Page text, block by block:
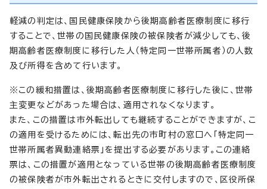
軽減の判定は、国民健康保険から後期高齢者医療制度に移行
することで、世帯の国民健康保険の被保険者が減少しても、後
期高齢者医療制度に移行した人（特定同一世帯所属者）の人数
及び所得を含めて行います。
※この緩和措置は、後期高齢者医療制度に移行した後に、世帯
主変更などがあった場合は、適用されなくなります。
また、この措置は市外転出しても継続することができますが、こ
の適用を受けるためには、転出先の市町村の窓口へ「特定同一
世帯所属者異動連絡票」を提出する必要があります。この連絡
票は、この措置が適用となっている世帯の後期高齢者医療制度
の被保険者が市外転出されるときに交付しますので、区役所保